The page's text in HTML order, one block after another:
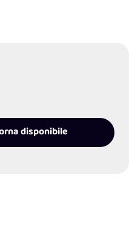
disponibile